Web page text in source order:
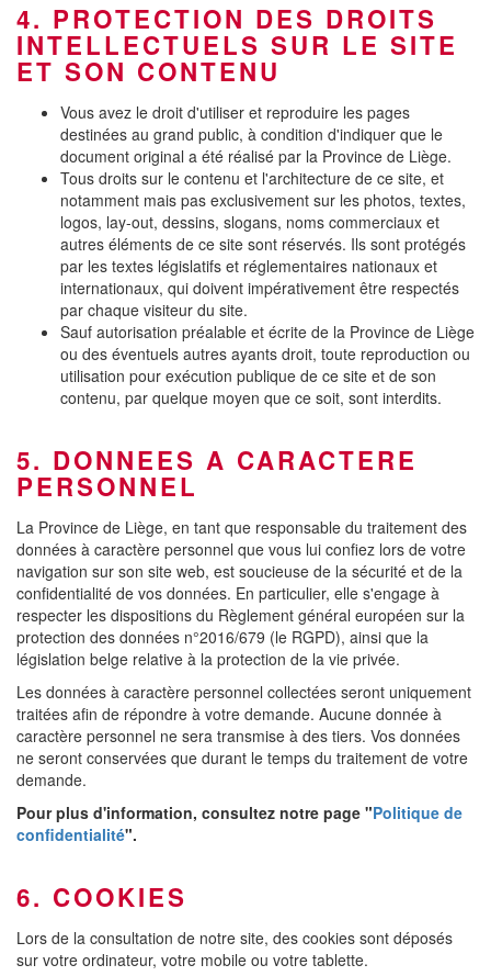
4. PROTECTION DES DROITS
INTELLECTUELS SUR LE SITE
ET SON CONTENU
Vous avez le droit d'utiliser et reproduire les pages
destinées au grand public, à condition d'indiquer que le
document original a été réalisé par la Province de Liège.
Tous droits sur le contenu et l'architecture de ce site, et
notamment mais pas exclusivement sur les photos, textes,
logos, lay-out, dessins, slogans, noms commerciaux et
autres éléments de ce site sont réservés. Ils sont protégés
par les textes législatifs et réglementaires nationaux et
internationaux, qui doivent impérativement être respectés
par chaque visiteur du site.
Sauf autorisation préalable et écrite de la Province de Liège
ou des éventuels autres ayants droit, toute reproduction ou
utilisation pour exécution publique de ce site et de son
contenu, par quelque moyen que ce soit, sont interdits.
5. DONNEES A CARACTERE
PERSONNEL
La Province de Liège, en tant que responsable du traitement des
données à caractère personnel que vous lui confiez lors de votre
navigation sur son site web, est soucieuse de la sécurité et de la
confidentialité de vos données. En particulier, elle s'engage à
respecter les dispositions du Règlement général européen sur la
protection des données n°2016/679 (le RGPD), ainsi que la
législation belge relative à la protection de la vie privée.
Les données à caractère personnel collectées seront uniquement
traitées afin de répondre à votre demande. Aucune donnée à
caractère personnel ne sera transmise à des tiers. Vos données
ne seront conservées que durant le temps du traitement de votre
demande.
Pour plus d'information, consultez notre page "Politique de
confidentialité".
6. COOKIES
Lors de la consultation de notre site, des cookies sont déposés
sur votre ordinateur, votre mobile ou votre tablette.